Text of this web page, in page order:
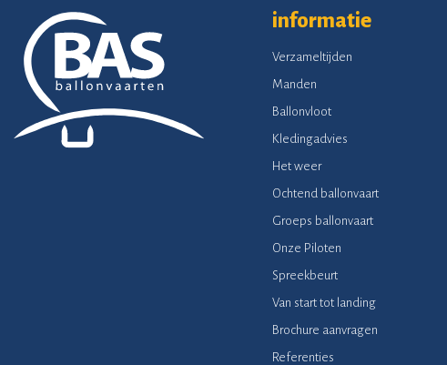
informatie
Verzameltijden
Manden
Ballonvloot
Kledingadvies
Het weer
Ochtend ballonvaart
Groeps ballonvaart
Onze Piloten
Spreekbeurt
Van start tot landing
Brochure aanvragen
Referenties